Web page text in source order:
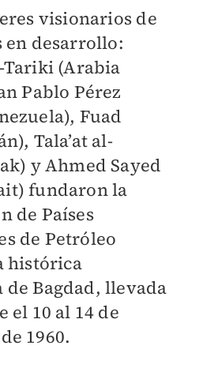
visionarios de
en desarrollo:
(Arabia
Pablo Pérez
Fuad
Tala’at al-
y Ahmed Sayed
fundaron la
de Países
de Petróleo
histórica
de Bagdad, llevada
el 10 al 14 de
1960.